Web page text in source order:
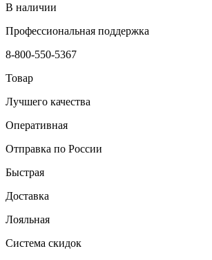
В наличии
Профессиональная поддержка
8-800-550-5367
Товар
Лучшего качества
Оперативная
Отправка по России
Быстрая
Доставка
Лояльная
Система скидок